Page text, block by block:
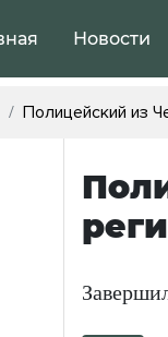
Новости
Полицейский из